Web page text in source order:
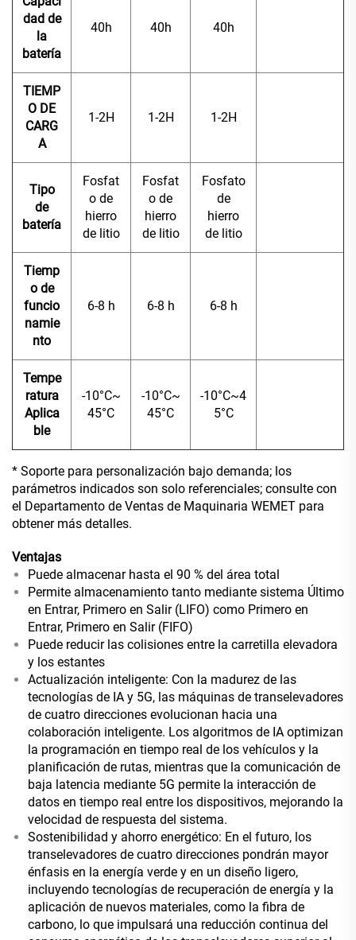
dad de
la
batería
40h 40h 40h
TIEMP
O DE
CARG
A
1-2H 1-2H 1-2H
Tipo
de
batería
Fosfat
o de
hierro
de litio
Fosfat
o de
hierro
de litio
Fosfato
de
hierro
de litio
Tiemp
o de
funcio
namie
nto
6-8 h 6-8 h 6-8 h
Tempe
ratura
Aplica
ble
-10°C~
45°C
-10°C~
45°C
-10°C~4
5°C
* Soporte para personalización bajo demanda; los
parámetros indicados son solo referenciales; consulte con
el Departamento de Ventas de Maquinaria WEMET para
obtener más detalles.
Ventajas
Puede almacenar hasta el 90 % del área total
Permite almacenamiento tanto mediante sistema Último
en Entrar, Primero en Salir (LIFO) como Primero en
Entrar, Primero en Salir (FIFO)
Puede reducir las colisiones entre la carretilla elevadora
y los estantes
Actualización inteligente: Con la madurez de las
tecnologías de IA y 5G, las máquinas de transelevadores
de cuatro direcciones evolucionan hacia una
colaboración inteligente. Los algoritmos de IA optimizan
la programación en tiempo real de los vehículos y la
planificación de rutas, mientras que la comunicación de
baja latencia mediante 5G permite la interacción de
datos en tiempo real entre los dispositivos, mejorando la
velocidad de respuesta del sistema.
Sostenibilidad y ahorro energético: En el futuro, los
transelevadores de cuatro direcciones pondrán mayor
énfasis en la energía verde y en un diseño ligero,
incluyendo tecnologías de recuperación de energía y la
aplicación de nuevos materiales, como la fibra de
carbono, lo que impulsará una reducción continua del